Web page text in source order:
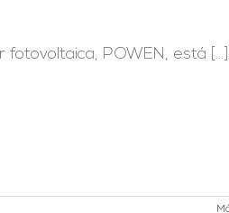
POWEN, está [...]